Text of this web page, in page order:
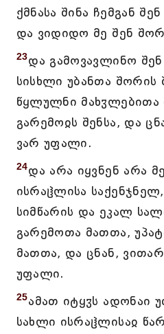
ქმნასა შინა ჩემგან
და ვიდიდო მე შენ
23და გამოვავლინო
სისხლი უბანთა შორის
წყლულნი მახჳლებითა
გარემოჲს შენსა, და
ვარ უფალი.
24და არა იყვნენ არა
ისრაჱლისა
სიმწარის და ეკალ
გარემოთა მათთა,
მათთა, და ცნან,
უფალი.
25ამათ იტყჳს ადონაი
სახლი ისრაჱლისაჲ